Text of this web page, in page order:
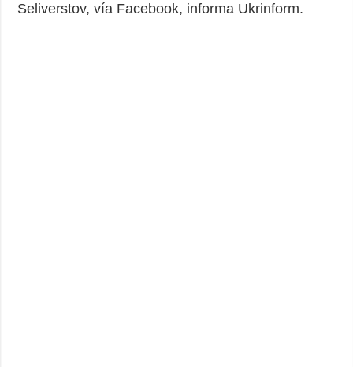
Seliverstov, vía Facebook, informa Ukrinform.